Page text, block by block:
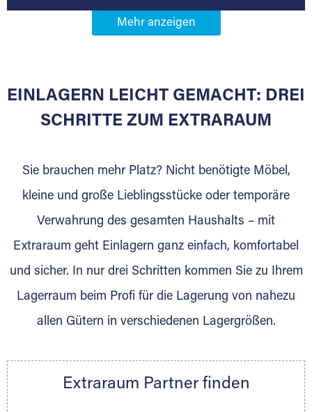
Werden Sie Extraraum Partner in
Sie bieten Kunden Lagerraum zur Miete, der
für die Einlagerung von Umzugsgut gebaut
Lagerkunden und Vermietungen.
Ihre Vorteile als Extraraum Partner:
Marktgerechte Preise
Digitale Buchungsplattform
Gewinnung von Neukunden
Nachricht.
Telefon:+49 6145 5442 - 404
EINLAGERN LEICHT GEMACHT: DREI
SCHRITTE ZUM EXTRARAUM
Sie brauchen mehr Platz? Nicht benötigte Möbel,
kleine und große Lieblingsstücke oder temporäre
Verwahrung des gesamten Haushalts – mit
Extraraum geht Einlagern ganz einfach, komfortabel
und sicher. In nur drei Schritten kommen Sie zu Ihrem
Lagerraum beim Profi für die Lagerung von nahezu
allen Gütern in verschiedenen Lagergrößen.
Extraraum Partner finden